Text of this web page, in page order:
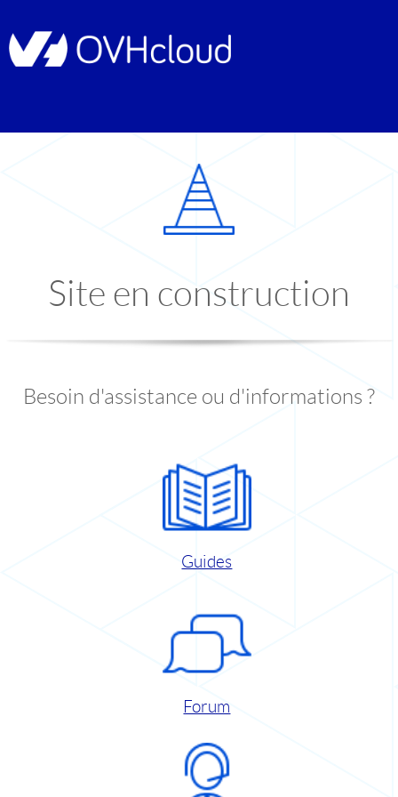
Site en construction
Besoin d'assistance ou d'informations ?
Guides
Forum